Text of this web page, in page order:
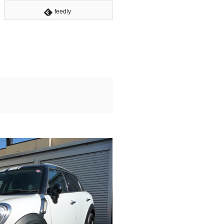
feedly